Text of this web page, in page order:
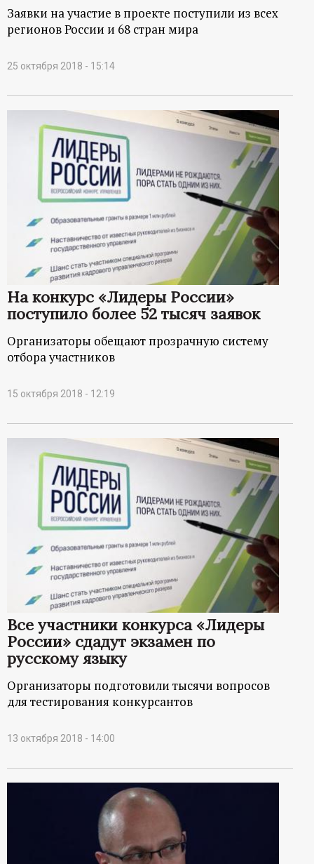
и
н
т
а
л
Заявки на участие в проекте поступили из всех
регионов России и 68 стран мира
25 октября 2018 - 15:14
На конкурс «Лидеры России»
поступило более 52 тысяч заявок
Организаторы обещают прозрачную систему
отбора участников
15 октября 2018 - 12:19
Все участники конкурса «Лидеры
России» сдадут экзамен по
русскому языку
Организаторы подготовили тысячи вопросов
для тестирования конкурсантов
13 октября 2018 - 14:00